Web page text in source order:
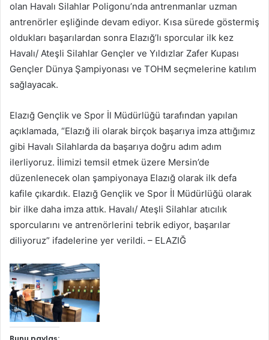
olan Havalı Silahlar Poligonu’nda antrenmanlar uzman
antrenörler eşliğinde devam ediyor. Kısa sürede göstermiş
oldukları başarılardan sonra Elazığ’lı sporcular ilk kez
Havalı/ Ateşli Silahlar Gençler ve Yıldızlar Zafer Kupası
Gençler Dünya Şampiyonası ve TOHM seçmelerine katılım
sağlayacak.
Elazığ Gençlik ve Spor İl Müdürlüğü tarafından yapılan
açıklamada, “Elazığ ili olarak birçok başarıya imza attığımız
gibi Havalı Silahlarda da başarıya doğru adım adım
ilerliyoruz. İlimizi temsil etmek üzere Mersin’de
düzenlenecek olan şampiyonaya Elazığ olarak ilk defa
kafile çıkardık. Elazığ Gençlik ve Spor İl Müdürlüğü olarak
bir ilke daha imza attık. Havalı/ Ateşli Silahlar atıcılık
sporcularını ve antrenörlerini tebrik ediyor, başarılar
diliyoruz” ifadelerine yer verildi. – ELAZIĞ